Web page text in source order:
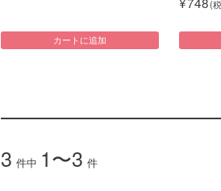
カートに追加
3 件中 1〜3 件